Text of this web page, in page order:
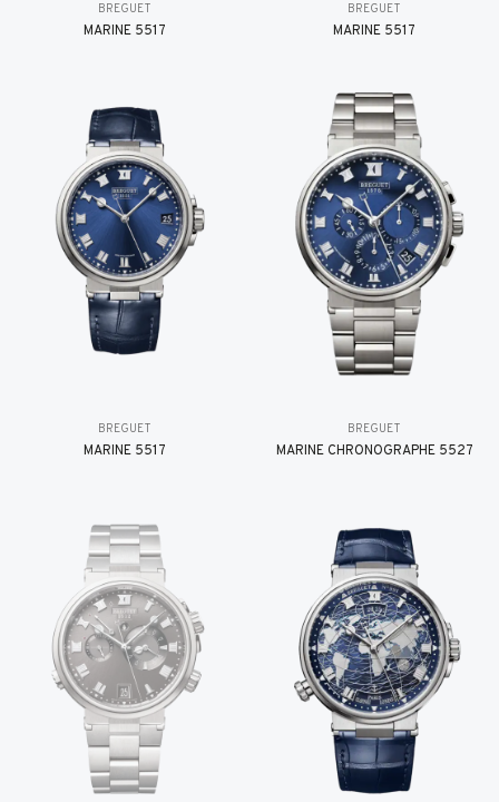
BREGUET
MARINE 5517
BREGUET
MARINE 5517
BREGUET
MARINE 5517
BREGUET
MARINE CHRONOGRAPHE 5527